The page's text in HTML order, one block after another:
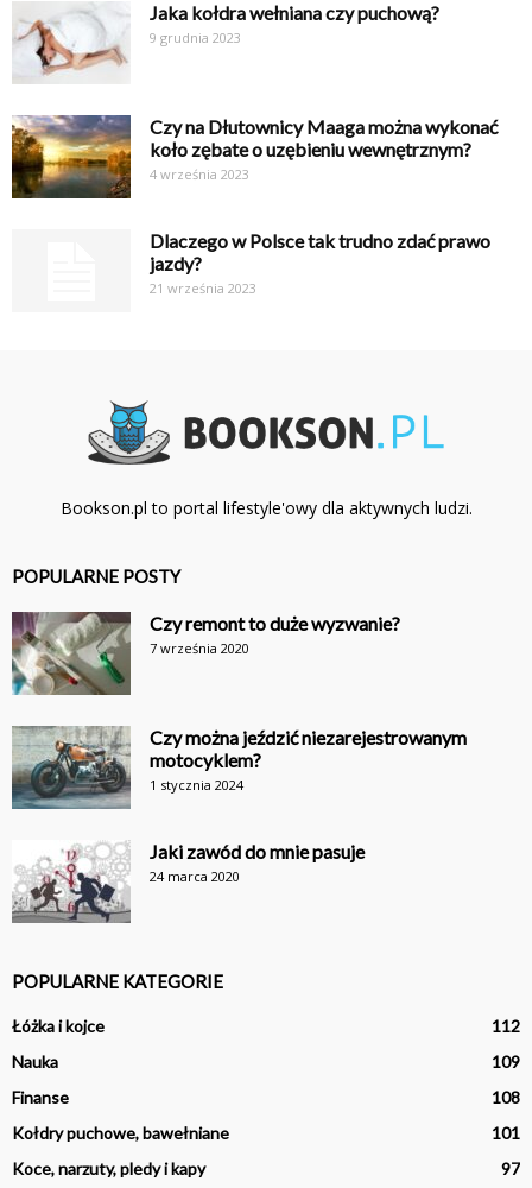
Jaka kołdra wełniana czy puchową?
9 grudnia 2023
Czy na Dłutownicy Maaga można wykonać
koło zębate o uzębieniu wewnętrznym?
4 września 2023
Dlaczego w Polsce tak trudno zdać prawo
jazdy?
21 września 2023
Bookson.pl to portal lifestyle'owy dla aktywnych ludzi.
POPULARNE POSTY
Czy remont to duże wyzwanie?
7 września 2020
Czy można jeździć niezarejestrowanym
motocyklem?
1 stycznia 2024
Jaki zawód do mnie pasuje
24 marca 2020
POPULARNE KATEGORIE
Łóżka i kojce
112
Nauka
109
Finanse
108
Kołdry puchowe, bawełniane
101
Koce, narzuty, pledy i kapy
97